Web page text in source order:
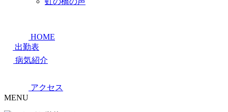
HOME
出勤表
病気紹介
アクセス
MENU